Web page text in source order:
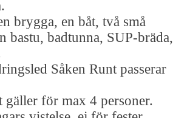
brygga, en båt, två små
bastu, badtunna, SUP-bräda,
Såken Runt passerar
gäller för max 4 personer.